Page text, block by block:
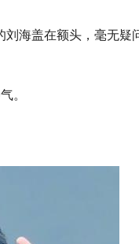
刘海盖在额头，毫无疑
。